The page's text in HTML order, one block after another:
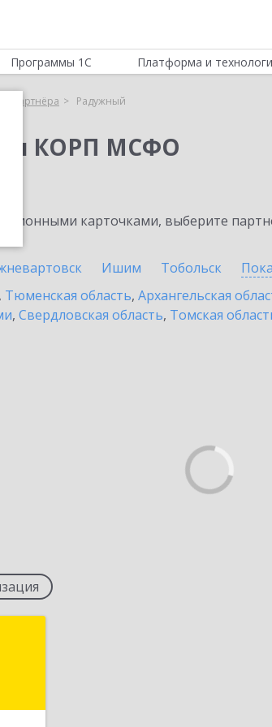
Программы 1С Платформа и
партнёра Радужный
КОРП МСФО
карточками, выберите
Ишим Тобольск
, Тюменская область, Архангельская
, Свердловская область, Томская